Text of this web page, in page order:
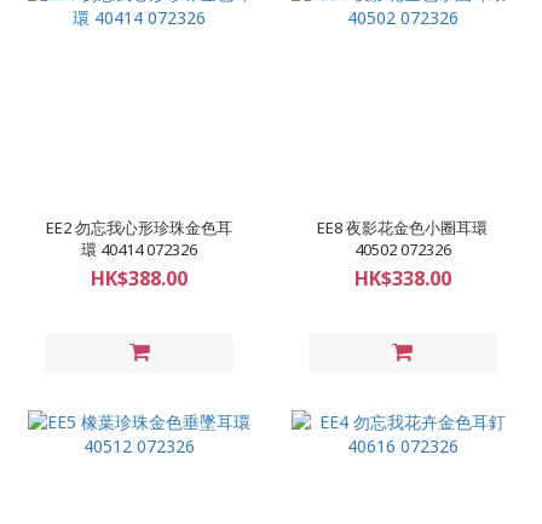
EE2 勿忘我心形珍珠金色耳
環 40414 072326
HK$388.00
EE8 夜影花金色小圈耳環
40502 072326
HK$338.00